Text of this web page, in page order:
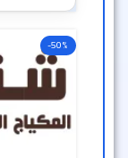
-50%